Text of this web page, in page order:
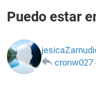
NUTRICIÓN
Puedo estar
cronw027